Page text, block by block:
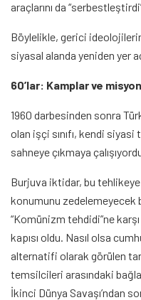
araçlarını da
Böylelikle, gerici
siyasal alanda yeniden yer
60’lar: Kamplar ve
1960 darbesinden sonra
olan işçi sınıfı, kendi siyasi
sahneye çıkmaya
Burjuva iktidar, bu tehlikeye
konumunu zedelemeyecek
“Komünizm tehdidi”ne
kapısı oldu. Nasıl olsa
alternatifi olarak görülen
temsilcileri arasındaki
İkinci Dünya Savaşı’ndan